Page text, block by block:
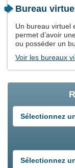
Bureau virtuel
Un bureau virtuel
permet d’avoir
ou posséder un
Voir les bureaux